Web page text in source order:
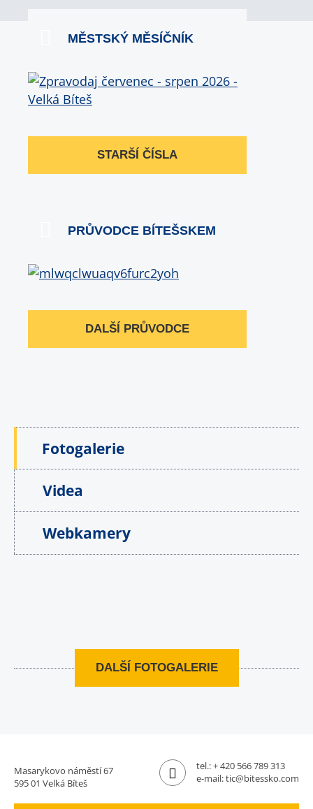
MĚSTSKÝ MĚSÍČNÍK
STARŠÍ ČÍSLA
PRŮVODCE BÍTEŠSKEM
DALŠÍ PRŮVODCE
Fotogalerie
Videa
Webkamery
DALŠÍ FOTOGALERIE
Masarykovo náměstí 67
595 01 Velká Bíteš
tel.:+ 420 566 789 313
e-mail:tic@bitessko.com